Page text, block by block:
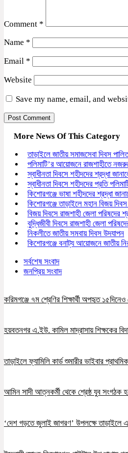
Comment *
Name *
Email *
Website
Save my name, email, and
More News Of This Category
তাড়াইলে জাতীয় সমাজসেবা দিবস
পলিমাটি’র আয়োজনে রাজশাহীতে
স্বাধীনতা দিবসে শহীদদের শ্রদ্ধা
স্বাধীনতা দিবসে শহীদদের প্রতি
কিশোরগঞ্জে ভাষা শহীদদের শ্রদ্ধা
কিশোরগঞ্জে তাড়াইলে মহান বিজয়
বিজয় দিবসে রাজশাহী জেলা পরিষদের
বুদ্ধিজীবী দিবসে রাজশাহী জেলা
নিকলীতে জাতীয় সমবায় দিবস উদযাপন
কিশোরগঞ্জে বনাট্য আয়োজনে জাতীয়
সর্বশেষ সংবাদ
জনপ্রিয় সংবাদ
করিমগঞ্জে ৭ম শ্রেণির শিক্ষার্থী অপহৃত ১৫দিনেও
হয়বতনগর এ.ইউ. কামিল মাদ্রাসায় শিক্ষকের
তাড়াইলে ফ্যামিলি কার্ড শুমারীর ভাইবার
আমিন সাদী আত্নকর্মী থেকে শ্রেষ্ঠ যুব সংগঠক
‘দেশ গড়তে জুলাই জাগরণ’ উপলক্ষে তাড়াইলে